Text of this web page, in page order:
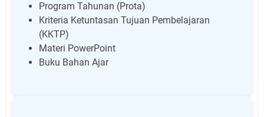
Program Tahunan (Prota)
Kriteria Ketuntasan Tujuan Pembelajaran
(KKTP)
Materi PowerPoint
Buku Bahan Ajar